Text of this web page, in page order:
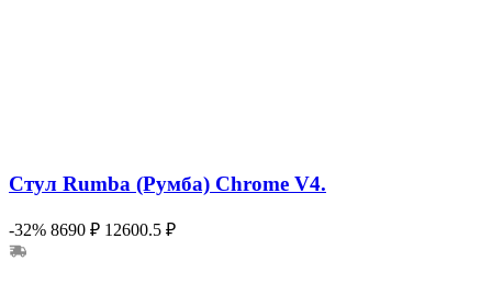
Стул Rumba (Румба) Chrome V4.
-32% 8690 ₽ 12600.5 ₽